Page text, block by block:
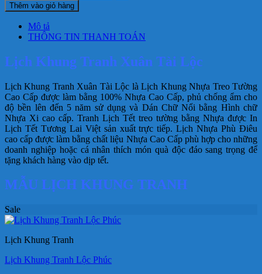
Thêm vào giỏ hàng
Mô tả
THÔNG TIN THANH TOÁN
Lịch Khung Tranh Xuân Tài Lộc
Lịch Khung Tranh Xuân Tài Lộc là Lịch Khung Nhựa Treo Tường
Cao Cấp được làm bằng 100% Nhựa Cao Cấp, phủ chống ẩm cho
độ bền lên đến 5 năm sử dụng và Dán Chữ Nổi bằng Hình chữ
Nhựa Xi cao cấp. Tranh Lịch Tết treo tường bằng Nhựa được In
Lịch Tết Tương Lai Việt sản xuất trực tiếp. Lịch Nhựa Phù Điêu
cao cấp được làm bằng chất liệu Nhựa Cao Cấp phù hợp cho những
doanh nghiệp hoặc cá nhân thích món quà độc đáo sang trọng để
tặng khách hàng vào dịp tết.
MẪU LỊCH KHUNG TRANH
Sale
Lịch Khung Tranh
Lịch Khung Tranh Lộc Phúc